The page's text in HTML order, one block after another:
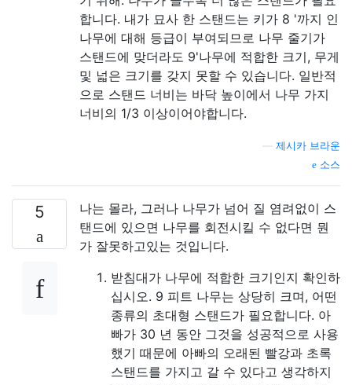
합니다. 내가 묘사 한 스탠드는 키가 8 '까지 인
나무에 대해 등급이 부여되므로 나무 줄기가
스탠드에 맞더라도 9'나무에 적합한 크기, 무게
및 넓은 크기를 갖지 못할 수 있습니다. 일반적
으로 스탠드 너비는 바닥 높이에서 나무 가지
너비의 1/3 이상이어야합니다.
제시카 브라운
소스
5
나는 몰라, 그러나 나무가 넘어 질 염려없이 스
탠드에 있으면 나무를 회전시킬 수 없다면 뭔
가 잘못하고있는 것입니다.
받침대가 나무에 적합한 크기인지 확인하
십시오. 9 피트 나무는 상당히 크며, 어떤
종류의 초대형 스탠드가 필요합니다. 아
빠가 30 년 동안 그것을 성공적으로 사용
했기 때문에 아빠의 오래된 빨강과 초록
스탠드를 가지고 갈 수 있다고 생각하지